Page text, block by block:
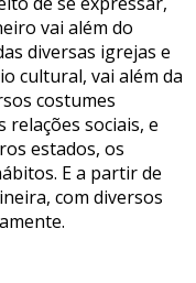
vai além do
diversas igrejas e
cultural, vai além da
costumes
sociais, e
estados, os
E a partir de
com diversos